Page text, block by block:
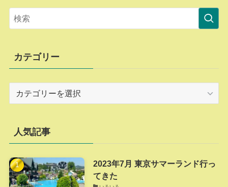
カテゴリー
ー
人気記事
2023年7月 東京サマーランド行っ
てきた